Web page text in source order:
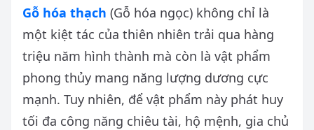
Gỗ hóa thạch (Gỗ hóa ngọc) không chỉ là
một kiệt tác của thiên nhiên trải qua hàng
triệu năm hình thành mà còn là vật phẩm
phong thủy mang năng lượng dương cực
mạnh. Tuy nhiên, để vật phẩm này phát huy
tối đa công năng chiêu tài, hộ mệnh, gia chủ